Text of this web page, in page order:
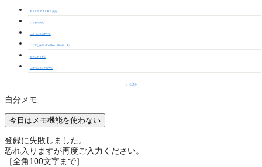
ＥＡＳＴ ＣＯＵＲＴ 犬山
ジュセル高見
レオパレス橋爪中Ⅱ
パドマヒルズ（PADMA HILLS ４）
キャスティ犬山
レオパレスしろひがし
もっと見る
自分メモ
今日はメモ機能を使わない
登録に失敗しました。
恐れ入りますが再度ご入力ください。
［全角100文字まで］